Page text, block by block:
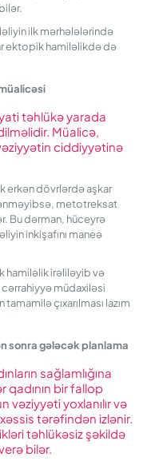
ilk mərhələlərində
ektopik hamiləlikdə də
üalicəsi
təhlükə yarada
Müalicə,
ciddiyyətinə
erkən dövrlərdə aşkar
metotreksat
Bu dərman, hüceyrə
inkişafını maneə
hamiləlik irəliləyib və
müdaxiləsi
çıxarılması lazım
sonragələcəkplanlama
sağlamlığına
bir fallop
vəziyyəti yoxlanılır və
tərəfindən izlənir.
təhlükəsiz şəkildə
bilər.